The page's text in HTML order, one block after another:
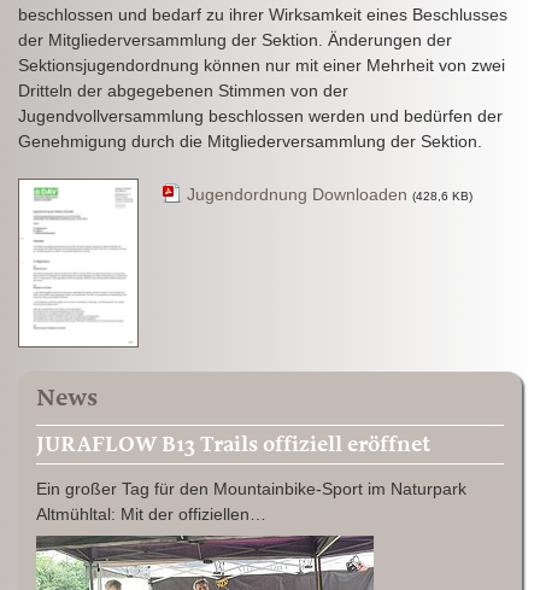
beschlossen und bedarf zu ihrer Wirksamkeit eines Beschlusses
der Mitgliederversammlung der Sektion. Änderungen der
Sektionsjugendordnung können nur mit einer Mehrheit von zwei
Dritteln der abgegebenen Stimmen von der
Jugendvollversammlung beschlossen werden und bedürfen der
Genehmigung durch die Mitgliederversammlung der Sektion.
Jugendordnung Downloaden (428,6 KB)
News
JURAFLOW B13 Trails offiziell eröffnet
Ein großer Tag für den Mountainbike-Sport im Naturpark
Altmühltal: Mit der offiziellen…